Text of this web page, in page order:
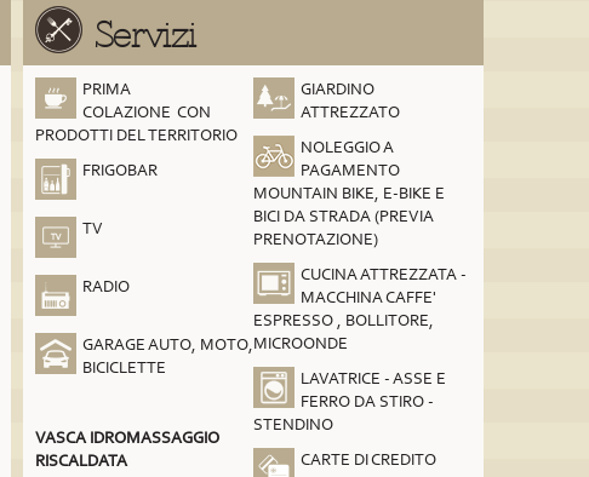
Servizi
PRIMA
COLAZIONE CON
PRODOTTI DEL TERRITORIO
FRIGOBAR
TV
RADIO
GARAGE AUTO, MOTO,
BICICLETTE
VASCA IDROMASSAGGIO
RISCALDATA
GIARDINO
ATTREZZATO
NOLEGGIO A
PAGAMENTO
MOUNTAIN BIKE, E-BIKE E
BICI DA STRADA (PREVIA
PRENOTAZIONE)
CUCINA ATTREZZATA -
MACCHINA CAFFE'
ESPRESSO , BOLLITORE,
MICROONDE
LAVATRICE - ASSE E
FERRO DA STIRO -
STENDINO
CARTE DI CREDITO